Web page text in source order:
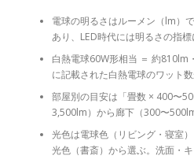
電球の明るさはルーメン（lm）
あり、LED時代には明るさの指
白熱電球60W形相当 ＝ 約810lm
に記載された白熱電球のワット
部屋別の目安は「畳数 × 400〜
3,500lm）から廊下（300〜
光色は電球色（リビング・寝室
光色（書斎）から選ぶ。洗面・